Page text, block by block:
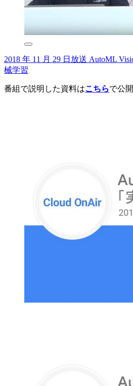
2018 年 11 月 29 日放送 AutoML
械学習
番組で説明した資料はこちらで公